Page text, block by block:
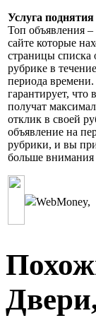
Услуга
Топ объявления –
сайте которые
страницы списка
рубрике в
периода
гарантирует, что
получат
отклик в своей
объявление на
рубрики, и вы
больше внимания
WebMoney,